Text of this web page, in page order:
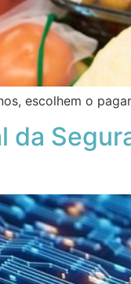
escolhem o
da